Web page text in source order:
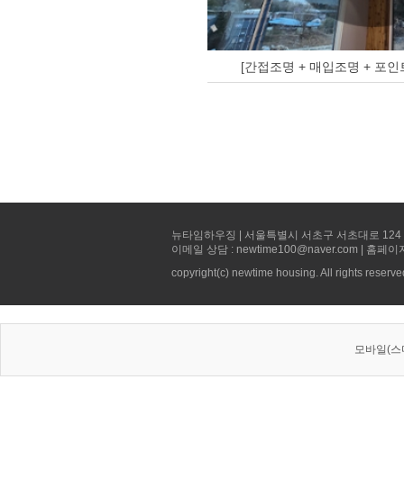
[간접조명 + 매입조명 + 포
뉴타임하우징 | 서울특별시 서초구 서초대로
이메일 상담 : newtime100@naver.com | 홈페
copyright(c) newtime housing. All rights
모바일(